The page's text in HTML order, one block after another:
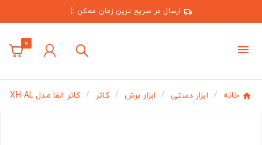
ارسال در سریع ترین زمان ممکن :)
0
خانه ابزار دستی ابزار برش کاتر کاتر الفا مدل XH-AL